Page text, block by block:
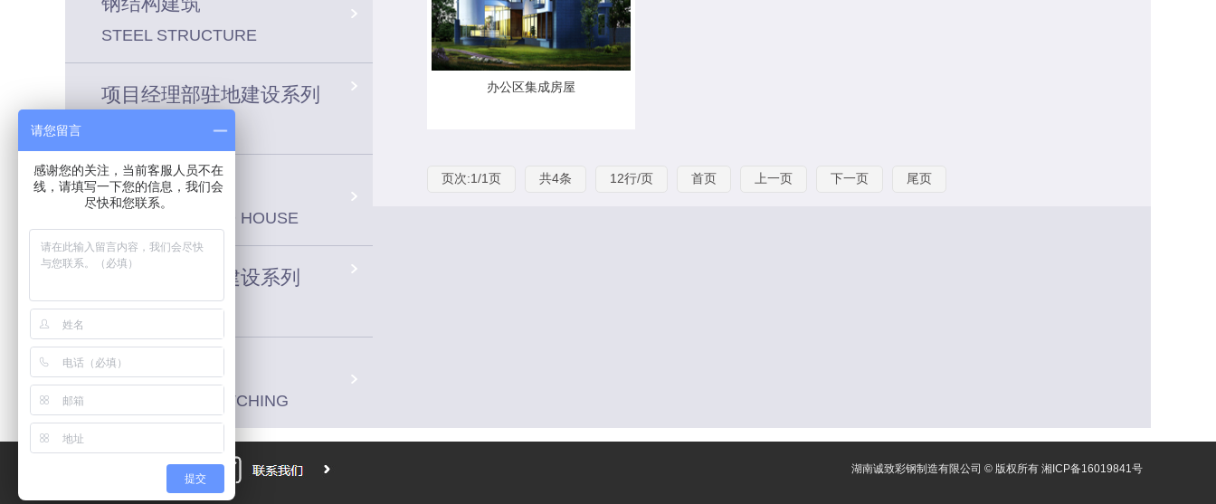
STEEL STRUCTURE
项目经理部驻地建设系列
活动板房系列
PREFABRICATED HOUSE
建筑工地场站建设系列
车间配套系统
WORKSHOP MATCHING
办公区集成房屋
页次:1/1页 共4条 12行/页 首页 上一页 下一页 尾页
湖南诚致彩钢制造有限公司 © 版权所有 湘ICP备16019841号
请您留言
感谢您的关注，当前客服人员不在
线，请填写一下您的信息，我们会
尽快和您联系。
提交